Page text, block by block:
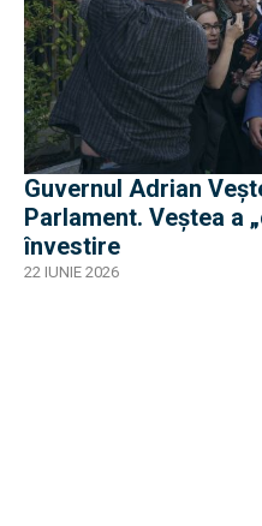
Guvernul Adrian
Parlament. Veștea a
învestire
22 IUNIE 2026